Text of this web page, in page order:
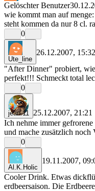
Gelöschter Benutzer
wie kommt man auf
steht kommen da nur 8 cl.
0
Ute_line
26.12.2007, 15:32
"After Dinner" probiert,
perfekt!!! Schmeckt total
0
jean.11
25.12.2007, 21:21
Ich nehme immer
und mache zusätzlich
0
Al.K.Holic
19.11.2007,
Cooler Drink. Etwas
erdbeersaison. Die